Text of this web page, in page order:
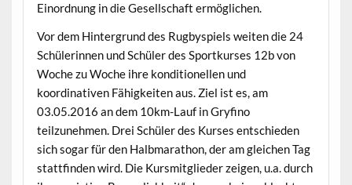
Einordnung in die Gesellschaft ermöglichen.
Vor dem Hintergrund des Rugbyspiels weiten die 24
Schülerinnen und Schüler des Sportkurses 12b von
Woche zu Woche ihre konditionellen und
koordinativen Fähigkeiten aus. Ziel ist es, am
03.05.2016 an dem 10km-Lauf in Gryfino
teilzunehmen. Drei Schüler des Kurses entschieden
sich sogar für den Halbmarathon, der am gleichen Tag
stattfinden wird. Die Kursmitglieder zeigen, u.a. durch